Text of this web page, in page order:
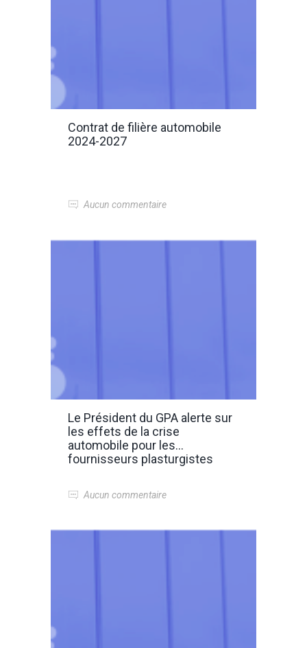
Contrat de filière automobile
2024-2027
Aucun commentaire
Le Président du GPA alerte sur
les effets de la crise
automobile pour les
fournisseurs plasturgistes
Aucun commentaire